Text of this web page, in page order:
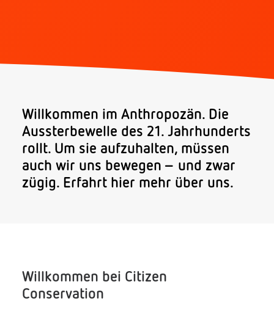
Search
Willkommen im Anthropozän. Die
Aussterbewelle des 21. Jahrhunderts
rollt. Um sie aufzuhalten, müssen
auch wir uns bewegen – und zwar
zügig. Erfahrt hier mehr über uns.
Willkommen bei Citizen
Conservation